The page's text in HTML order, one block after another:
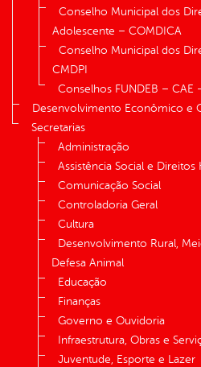
Conselho Municipal dos
Adolescente – COMDICA
Conselho Municipal dos
CMDPI
Conselhos FUNDEB – CAE
Desenvolvimento Econômico e
Secretarias
Administração
Assistência Social e Direitos
Comunicação Social
Controladoria Geral
Cultura
Desenvolvimento Rural,
Defesa Animal
Educação
Finanças
Governo e Ouvidoria
Infraestrutura, Obras e
Juventude, Esporte e Lazer